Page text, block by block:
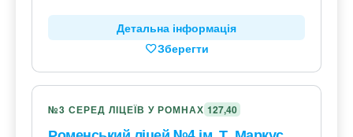
Детальна інформація
Зберегти
№3 СЕРЕД ЛІЦЕЇВ У РОМНАХ 127,40